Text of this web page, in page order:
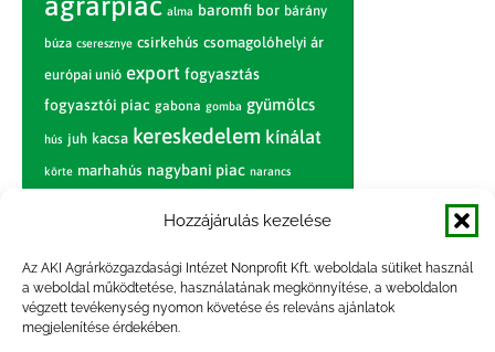
Hozzájárulás kezelése
Az AKI Agrárközgazdasági Intézet Nonprofit Kft. weboldala sütiket használ
a weboldal működtetése, használatának megkönnyítése, a weboldalon
végzett tevékenység nyomon követése és releváns ajánlatok
megjelenítése érdekében.
alma baromfi bor bárány
búza cseresznye csirkehús csomagolóhelyi ár
európai unió export fogyasztás
fogyasztói piac gabona gomba gyümölcs
hús juh kacsa kereskedelem kínálat
körte marhahús nagybani piac narancs
piaci jelentés
pulyka pulykahús sertés sertéshús
szarvasmarha termelés termelői
ár
világpiac